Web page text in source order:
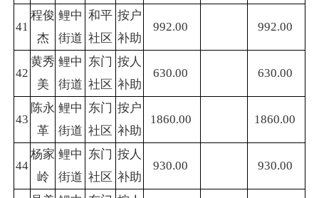
41
程俊
杰
鲤中
街道
和平
社区
按户
补助
992.00 992.00
42
黄秀
美
鲤中
街道
东门
社区
按人
补助
630.00 630.00
43
陈永
革
鲤中
街道
东门
社区
按户
补助
1860.00 1860.00
44
杨家
岭
鲤中
街道
东门
社区
按人
补助
930.00 930.00